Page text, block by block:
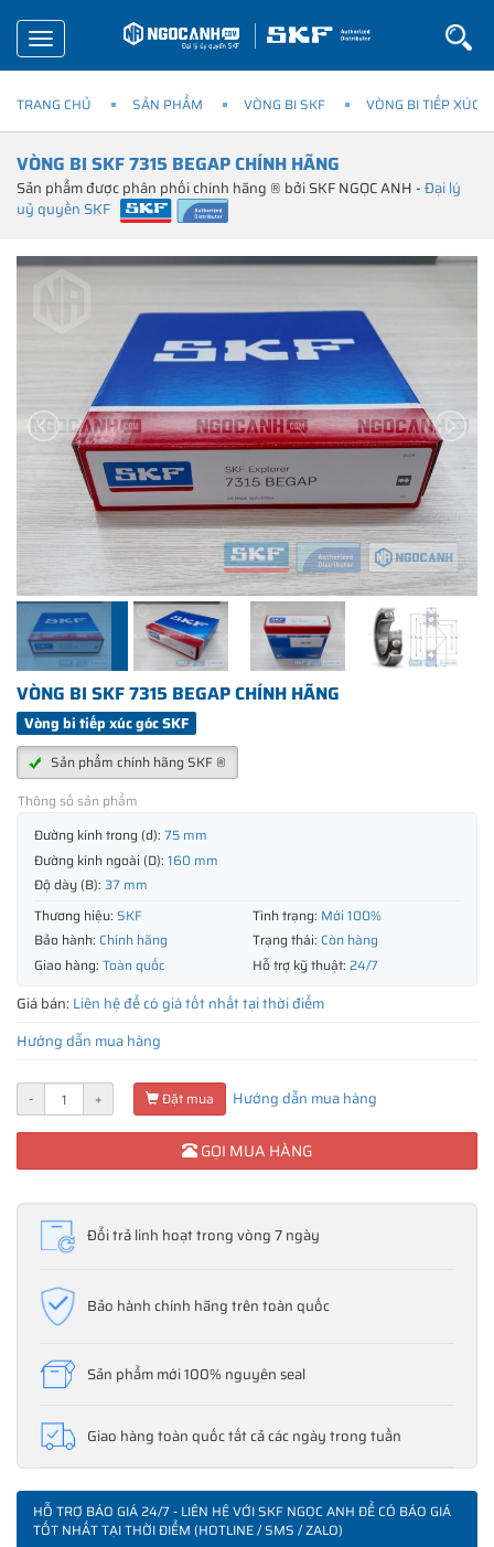
Toggle
navigation
TRANG CHỦ SẢN PHẨM VÒNG BI SKF VÒNG BI TIẾP XÚC
VÒNG BI SKF 7315 BEGAP CHÍNH HÃNG
Sản phẩm được phân phối chính hãng ® bởi SKF NGỌC ANH -Đại lý
uỷ quyền SKF
VÒNG BI SKF 7315 BEGAP CHÍNH HÃNG
Vòng bi tiếp xúc góc SKF
Sản phẩm chính hãng SKF ®
Thông số sản phẩm
Đường kính trong (d): 75 mm
Đường kính ngoài (D): 160 mm
Độ dày (B): 37 mm
Thương hiệu: SKF Tình trạng: Mới 100%
Bảo hành: Chính hãng Trạng thái: Còn hàng
Giao hàng: Toàn quốc Hỗ trợ kỹ thuật: 24/7
Giá bán: Liên hệ để có giá tốt nhất tại thời điểm
Hướng dẫn mua hàng
- + Đặt mua Hướng dẫn mua hàng
GỌI MUA HÀNG
Đổi trả linh hoạt trong vòng 7 ngày
Bảo hành chính hãng trên toàn quốc
Sản phẩm mới 100% nguyên seal
Giao hàng toàn quốc tất cả các ngày trong tuần
HỖ TRỢ BÁO GIÁ 24/7 - LIÊN HỆ VỚI SKF NGỌC ANH ĐỂ CÓ BÁO GIÁ
TỐT NHẤT TẠI THỜI ĐIỂM (HOTLINE / SMS / ZALO)